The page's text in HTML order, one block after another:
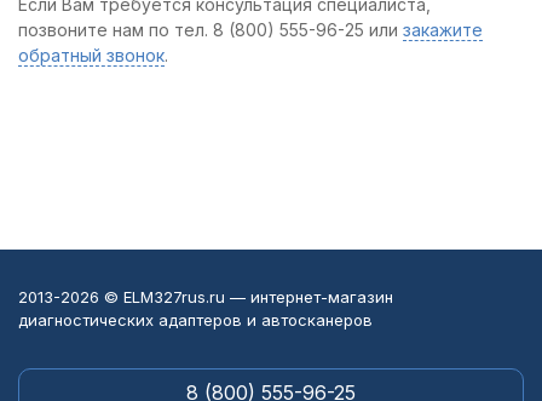
Если Вам требуется консультация специалиста,
позвоните нам по тел. 8 (800) 555-96-25 или закажите
обратный звонок.
2013-2026 © ELM327rus.ru — интернет-магазин
диагностических адаптеров и автосканеров
8 (800) 555-96-25